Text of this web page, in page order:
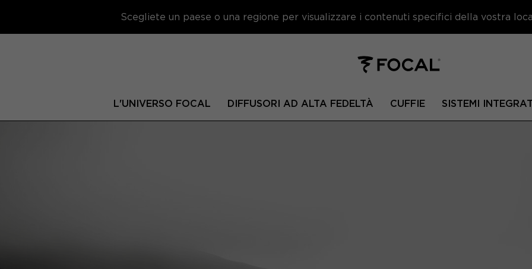
Scegliete un paese o una regione per visualizzare i contenuti specifici della vostra
L'UNIVERSO FOCAL DIFFUSORI AD ALTA FEDELTÀ CUFFIE SISTEMI